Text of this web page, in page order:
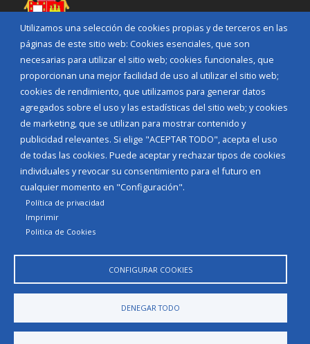
Utilizamos una selección de cookies propias y de terceros en las
páginas de este sitio web: Cookies esenciales, que son
necesarias para utilizar el sitio web; cookies funcionales, que
proporcionan una mejor facilidad de uso al utilizar el sitio web;
cookies de rendimiento, que utilizamos para generar datos
agregados sobre el uso y las estadísticas del sitio web; y cookies
de marketing, que se utilizan para mostrar contenido y
publicidad relevantes. Si elige "ACEPTAR TODO", acepta el uso
de todas las cookies. Puede aceptar y rechazar tipos de cookies
individuales y revocar su consentimiento para el futuro en
cualquier momento en "Configuración".
Política de privacidad
Imprimir
Politica de Cookies
CONFIGURAR COOKIES
DENEGAR TODO
Diputación de Burgos
Eventos
Corporación Municipal
Teléfonos de interés